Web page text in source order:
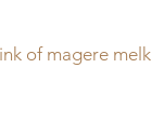
of magere melk